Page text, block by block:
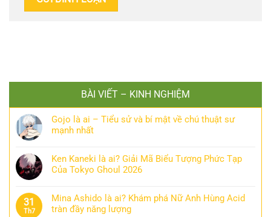
BÀI VIẾT – KINH NGHIỆM
Gojo là ai – Tiểu sử và bí mật về chú thuật sư
mạnh nhất
Ken Kaneki là ai? Giải Mã Biểu Tượng Phức Tạp
Của Tokyo Ghoul 2026
31
Th7
Mina Ashido là ai? Khám phá Nữ Anh Hùng Acid
tràn đầy năng lượng